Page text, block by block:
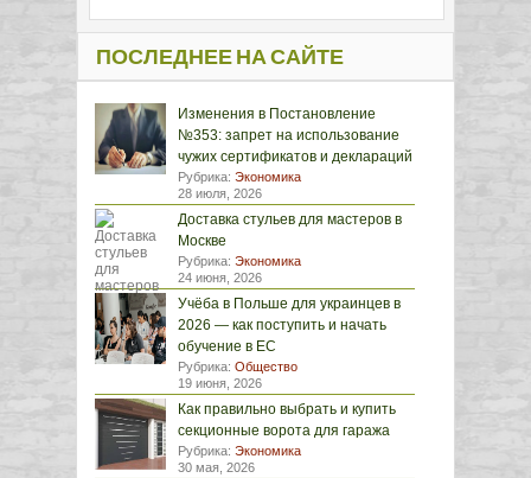
ПОСЛЕДНЕЕ НА САЙТЕ
Изменения в Постановление
№353: запрет на использование
чужих сертификатов и деклараций
Рубрика: Экономика
28 июля, 2026
Доставка стульев для мастеров в
Москве
Рубрика: Экономика
24 июня, 2026
Учёба в Польше для украинцев в
2026 — как поступить и начать
обучение в ЕС
Рубрика: Общество
19 июня, 2026
Как правильно выбрать и купить
секционные ворота для гаража
Рубрика: Экономика
30 мая, 2026